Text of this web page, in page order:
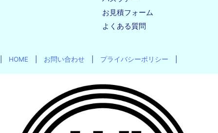
お見積フォーム
よくある質問
HOME お問い合わせ プライバシーポリシー